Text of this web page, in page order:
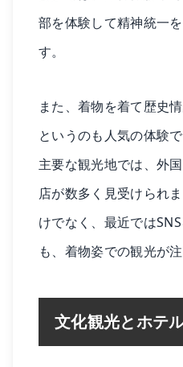
部を体験して精神統一
す。
また、着物を着て歴史
というのも人気の体験で
主要な観光地では、外
店が数多く見受けられ
けでなく、最近では
も、着物姿での観光が
文化観光とホテ